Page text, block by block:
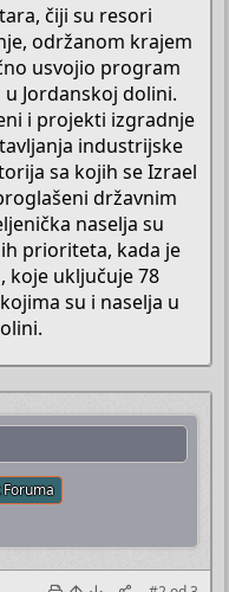
čiji su resori
održanom krajem
usvojio program
Jordanskoj dolini.
i projekti izgradnje
industrijske
sa kojih se Izrael
državnim
naselja su
prioriteta, kada je
koje uključuje 78
su i naselja u